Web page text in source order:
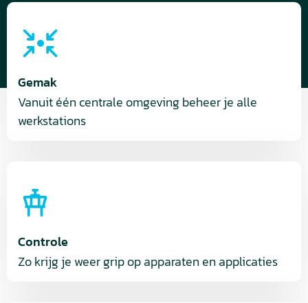
Gemak
Vanuit één centrale omgeving beheer je alle
werkstations
Controle
Zo krijg je weer grip op apparaten en applicaties